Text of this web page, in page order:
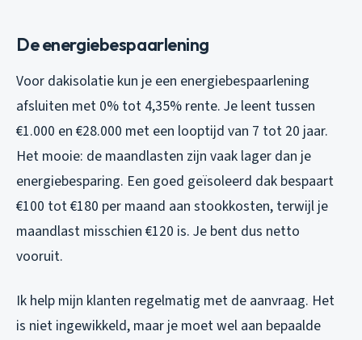
De energiebespaarlening
Voor dakisolatie kun je een energiebespaarlening
afsluiten met 0% tot 4,35% rente. Je leent tussen
€1.000 en €28.000 met een looptijd van 7 tot 20 jaar.
Het mooie: de maandlasten zijn vaak lager dan je
energiebesparing. Een goed geïsoleerd dak bespaart
€100 tot €180 per maand aan stookkosten, terwijl je
maandlast misschien €120 is. Je bent dus netto
vooruit.
Ik help mijn klanten regelmatig met de aanvraag. Het
is niet ingewikkeld, maar je moet wel aan bepaalde